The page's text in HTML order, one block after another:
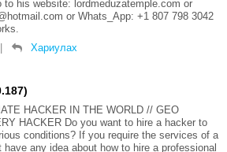
his website: lordmeduzatemple.com or
or Whats_App: +1 807 798 3042
Хариулах
HACKER IN THE WORLD // GEO
HACKER Do you want to hire a hacker to
conditions? If you require the services of a
any idea about how to hire a professional